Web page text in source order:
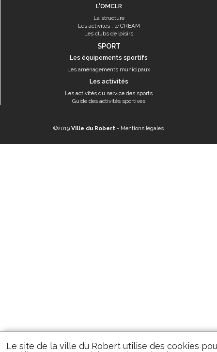
Le site de la ville du Robert utilise des cookies
L'OMCLR
La structure
Les activités : le CREAM
Les clubs de loisirs
SPORT
Les équipements sportifs
Les aménagements municipaux
Les activités
Les activités du service des sports
Guide des activités sportives
©2019 Ville du Robert - Mentions légales